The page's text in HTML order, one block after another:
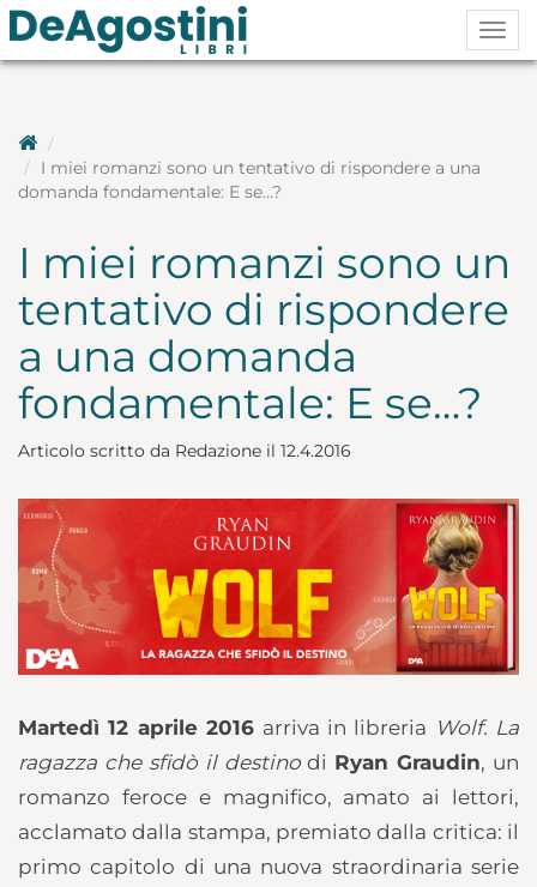
I miei romanzi sono un tentativo di rispondere a una
domanda fondamentale: E se…?
I miei romanzi sono un
tentativo di rispondere
a una domanda
fondamentale: E se…?
Articolo scritto da Redazione il 12.4.2016
Martedì 12 aprile 2016 arriva in libreria Wolf. La
ragazza che sfidò il destinodi Ryan Graudin, un
romanzo feroce e magnifico, amato ai lettori,
acclamato dalla stampa, premiato dalla critica: il
primo capitolo di una nuova straordinaria serie